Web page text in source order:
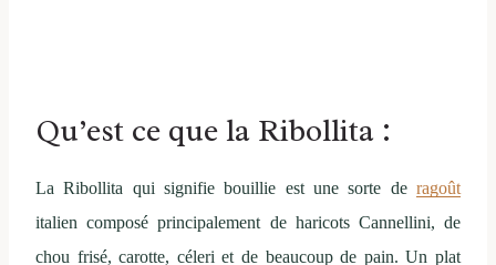
Qu’est ce que la Ribollita :
La Ribollita qui signifie bouillie est une sorte de ragoût
italien composé principalement de haricots Cannellini, de
chou frisé, carotte, céleri et de beaucoup de pain. Un plat